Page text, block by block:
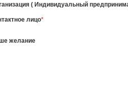
( Индивидуальный
лицо*
желание